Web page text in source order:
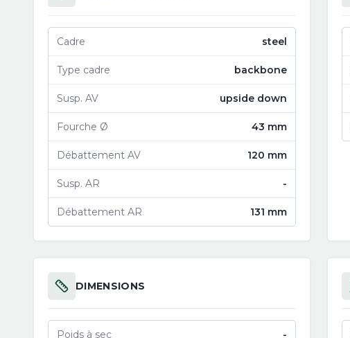
Cadre steel
Type cadre backbone
Susp. AV upside down
Fourche Ø 43 mm
Débattement AV 120 mm
Susp. AR -
Débattement AR 131 mm
DIMENSIONS
Poids à sec -